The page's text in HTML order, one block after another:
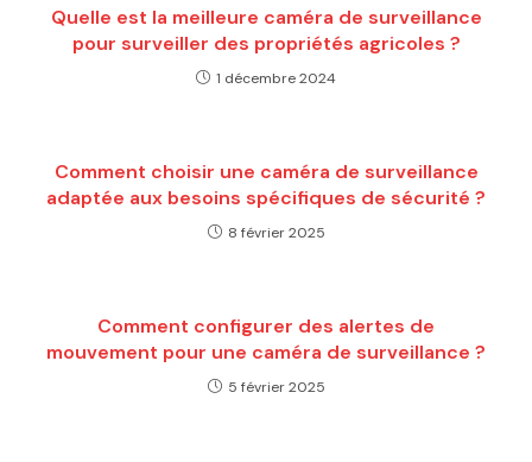
Quelle est la meilleure caméra de surveillance
pour surveiller des propriétés agricoles ?
1 décembre 2024
Comment choisir une caméra de surveillance
adaptée aux besoins spécifiques de sécurité ?
8 février 2025
Comment configurer des alertes de
mouvement pour une caméra de surveillance ?
5 février 2025